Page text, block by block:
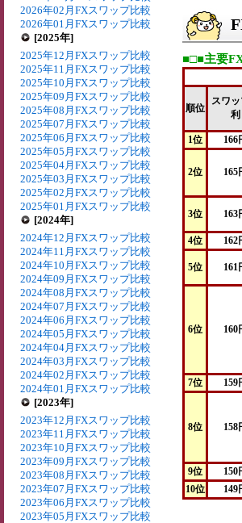
2026年02月FXスワップ比較
2026年01月FXスワップ比較
[2025年]
2025年12月FXスワップ比較
2025年11月FXスワップ比較
2025年10月FXスワップ比較
2025年09月FXスワップ比較
2025年08月FXスワップ比較
2025年07月FXスワップ比較
2025年06月FXスワップ比較
2025年05月FXスワップ比較
2025年04月FXスワップ比較
2025年03月FXスワップ比較
2025年02月FXスワップ比較
2025年01月FXスワップ比較
[2024年]
2024年12月FXスワップ比較
2024年11月FXスワップ比較
2024年10月FXスワップ比較
2024年09月FXスワップ比較
2024年08月FXスワップ比較
2024年07月FXスワップ比較
2024年06月FXスワップ比較
2024年05月FXスワップ比較
2024年04月FXスワップ比較
2024年03月FXスワップ比較
2024年02月FXスワップ比較
2024年01月FXスワップ比較
[2023年]
2023年12月FXスワップ比較
2023年11月FXスワップ比較
2023年10月FXスワップ比較
2023年09月FXスワップ比較
2023年08月FXスワップ比較
2023年07月FXスワップ比較
2023年06月FXスワップ比較
2023年05月FXスワップ比較
■□■主要
順位
スワ
利
1位 166
2位 165
3位 163
4位
162
5位 161
6位 160
7位
159
8位 158
9位
150
10位
149